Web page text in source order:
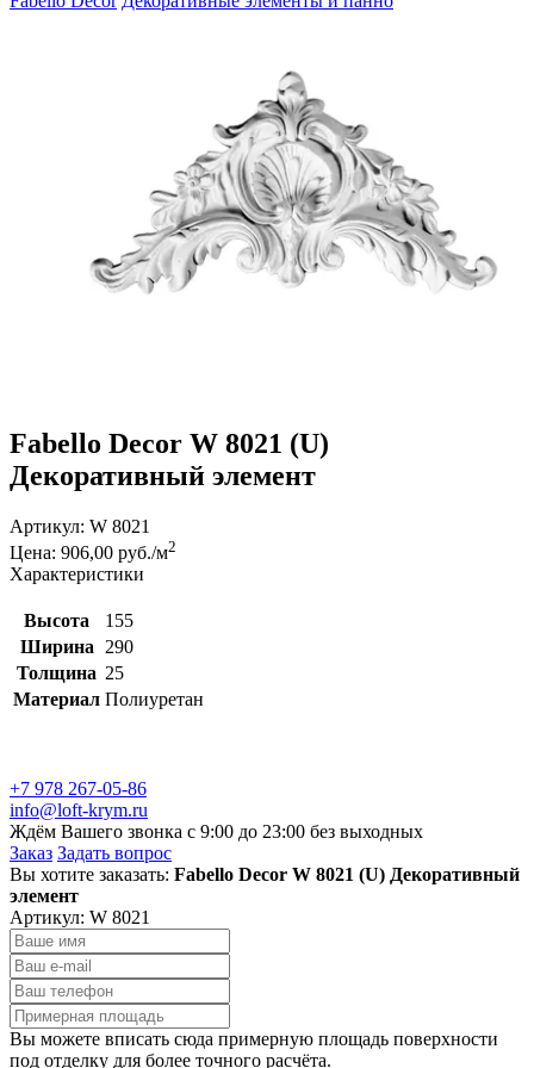
Fabello Decor W 8021 (U)
Декоративный элемент
Артикул: W 8021
Цена: 906,00 руб./м2
Характеристики
Высота
155
Ширина
290
Толщина 25
Материал Полиуретан
+7 978 267-05-86
info@loft-krym.ru
Ждём Вашего звонка с 9:00 до 23:00 без выходных
Заказ Задать вопрос
Вы хотите заказать: Fabello Decor W 8021 (U) Декоративный
элемент
Артикул: W 8021
Вы можете вписать сюда примерную площадь поверхности
под отделку для более точного расчёта.